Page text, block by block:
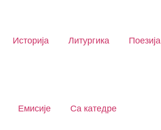
Историја Литургика Поезија
Емисије Са катедре